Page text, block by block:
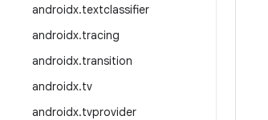
androidx.textclassifier
androidx.tracing
androidx.transition
androidx.tv
androidx.tvprovider